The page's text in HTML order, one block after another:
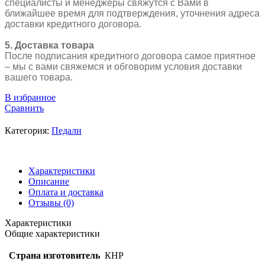
специалисты и менеджеры свяжутся с Вами в
ближайшее время для подтверждения, уточнения адреса
доставки кредитного договора.
5. Доставка товара
После подписания кредитного договора самое приятное
– мы с вами свяжемся и обговорим условия доставки
вашего товара.
В избранное
Сравнить
Категория: Педали
Характеристики
Описание
Оплата и доставка
Отзывы (0)
Характеристики
Общие характеристики
Страна изготовитель КНР